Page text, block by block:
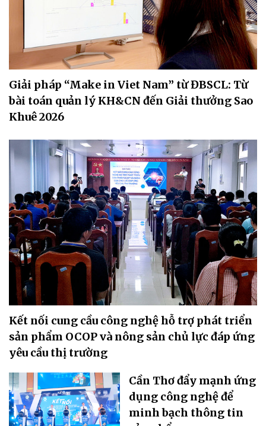
Giải pháp “Make in Viet Nam” từ ĐBSCL: Từ
bài toán quản lý KH&CN đến Giải thưởng Sao
Khuê 2026
Kết nối cung cầu công nghệ hỗ trợ phát triển
sản phẩm OCOP và nông sản chủ lực đáp ứng
yêu cầu thị trường
Cần Thơ đẩy mạnh ứng
dụng công nghệ để
minh bạch thông tin